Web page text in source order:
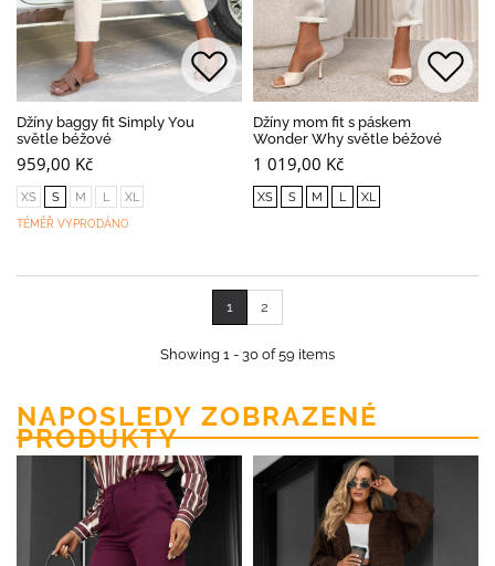
Džíny baggy fit Simply You
světle béžové
959,00 Kč
XS S M L XL
TÉMĚŘ VYPRODÁNO
Džíny mom fit s páskem
Wonder Why světle béžové
1 019,00 Kč
XS S M L XL
1 2
Showing 1 - 30 of 59 items
NAPOSLEDY ZOBRAZENÉ
PRODUKTY